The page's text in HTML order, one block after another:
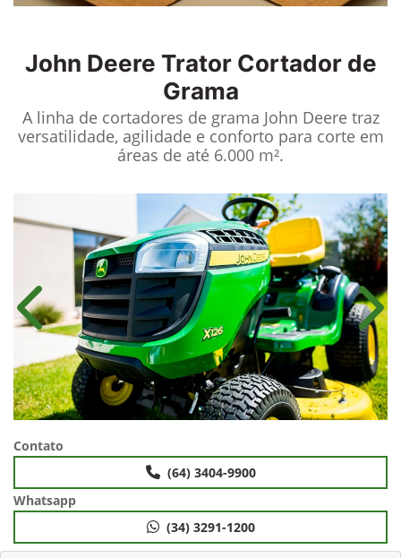
John Deere Trator Cortador de
Grama
A linha de cortadores de grama John Deere traz
versatilidade, agilidade e conforto para corte em
áreas de até 6.000 m².
Anterior
Contato
(64) 3404-9900
Whatsapp
(34) 3291-1200